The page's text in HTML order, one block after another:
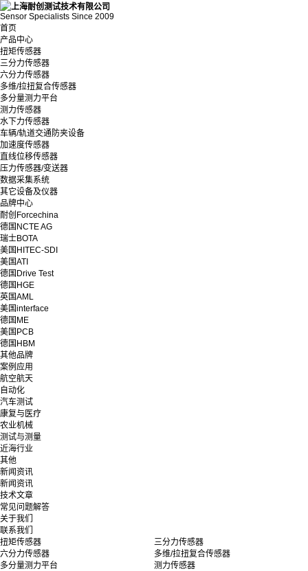
Sensor Specialists Since 2009
首页
产品中心
扭矩传感器
三分力传感器
六分力传感器
多维/拉扭复合传感器
多分量测力平台
测力传感器
水下力传感器
车辆/轨道交通防夹设备
加速度传感器
直线位移传感器
压力传感器/变送器
数据采集系统
其它设备及仪器
品牌中心
耐创Forcechina
德国NCTE AG
瑞士BOTA
美国HITEC-SDI
美国ATI
德国Drive Test
德国HGE
英国AML
美国interface
德国ME
美国PCB
德国HBM
其他品牌
案例应用
航空航天
自动化
汽车测试
康复与医疗
农业机械
测试与测量
近海行业
其他
新闻资讯
新闻资讯
技术文章
常见问题解答
关于我们
联系我们
扭矩传感器
三分力传感器
六分力传感器
多维/拉扭复合传感器
多分量测力平台
测力传感器